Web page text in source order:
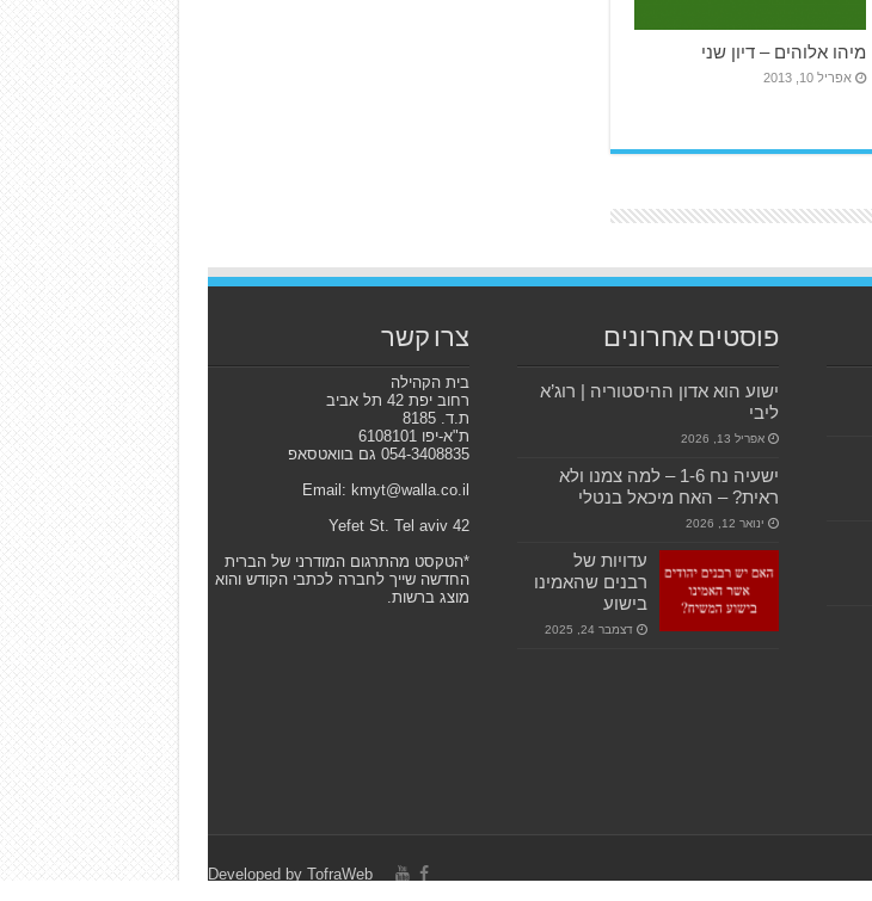
מיהו אלוהים – דיון שני
אפריל 10, 2013
פוסטים אחרונים
ישוע הוא אדון ההיסטוריה | רוג’א
ליבי
אפריל 13, 2026
ישעיה נח 1-6 – למה צמנו ולא
ראית? – האח מיכאל בנטלי
ינואר 12, 2026
עדויות של
רבנים שהאמינו
בישוע
דצמבר 24, 2025
צרו קשר
בית הקהילה
רחוב יפת 42 תל אביב
ת.ד. 8185
ת"א-יפו 6108101
054-3408835 גם בוואטסאפ
Email: kmyt@walla.co.il
42 Yefet St. Tel aviv
*הטקסט מהתרגום המודרני של הברית
החדשה שייך לחברה לכתבי הקודש והוא
מוצג ברשות.
Developed by TofraWeb